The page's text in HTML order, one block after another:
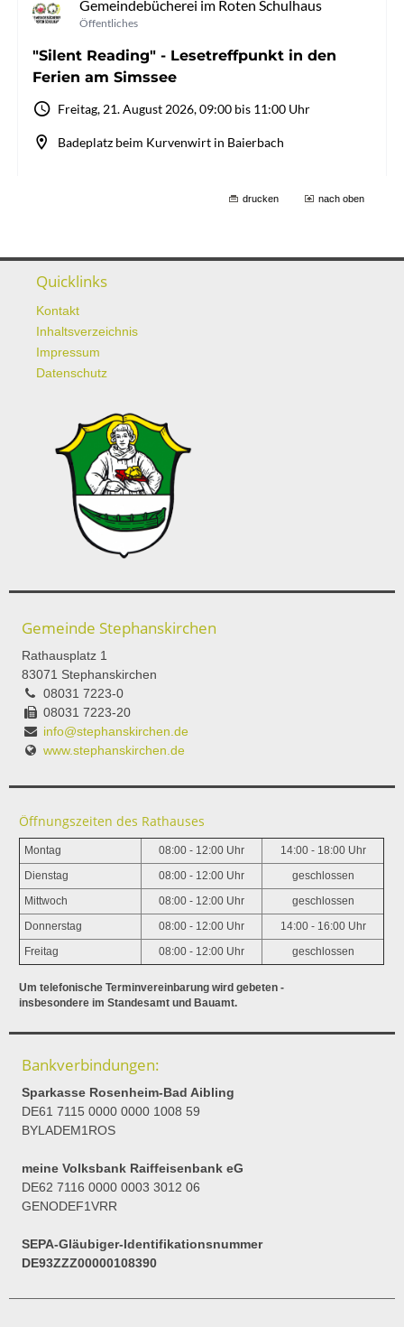
drucken nach oben
Quicklinks
Kontakt
Inhaltsverzeichnis
Impressum
Datenschutz
Gemeinde Stephanskirchen
Rathausplatz 1
83071 Stephanskirchen
08031 7223-0
08031 7223-20
info@stephanskirchen.de
www.stephanskirchen.de
Öffnungszeiten des Rathauses
Montag 08:00 - 12:00 Uhr 14:00 - 18:00 Uhr
Dienstag 08:00 - 12:00 Uhr geschlossen
Mittwoch 08:00 - 12:00 Uhr geschlossen
Donnerstag 08:00 - 12:00 Uhr 14:00 - 16:00 Uhr
Freitag 08:00 - 12:00 Uhr geschlossen
Um telefonische Terminvereinbarung wird gebeten -
insbesondere im Standesamt und Bauamt.
Bankverbindungen:
Sparkasse Rosenheim-Bad Aibling
DE61 7115 0000 0000 1008 59
BYLADEM1ROS
meine Volksbank Raiffeisenbank eG
DE62 7116 0000 0003 3012 06
GENODEF1VRR
SEPA-Gläubiger-Identifikationsnummer
DE93ZZZ00000108390